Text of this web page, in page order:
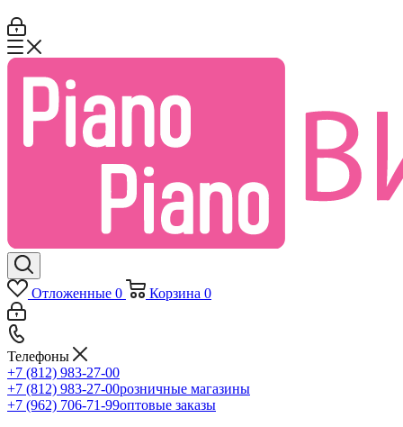
Отложенные 0 Корзина 0
Телефоны
+7 (812) 983-27-00
+7 (812) 983-27-00розничные магазины
+7 (962) 706-71-99оптовые заказы